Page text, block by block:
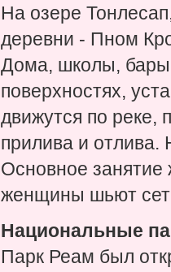
На озере
деревни - Пном
Дома, школы, бары
поверхностях,
движутся по реке,
прилива и отлива.
Основное
женщины шьют
Национальные
Парк Реам был